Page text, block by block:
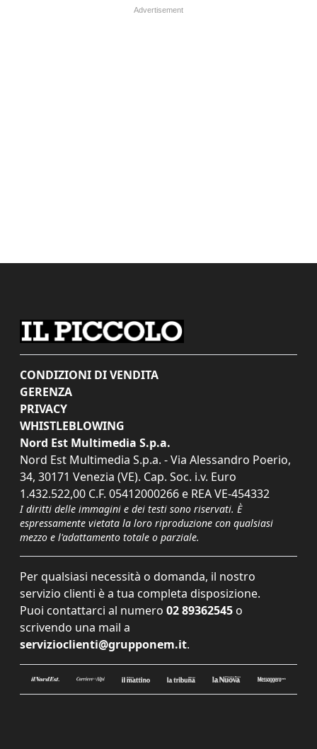
CONDIZIONI DI VENDITA
GERENZA
PRIVACY
WHISTLEBLOWING
Nord Est Multimedia S.p.a.
Nord Est Multimedia S.p.a. - Via Alessandro Poerio,
34, 30171 Venezia (VE). Cap. Soc. i.v. Euro
1.432.522,00 C.F. 05412000266 e REA VE-454332
I diritti delle immagini e dei testi sono riservati. È
espressamente vietata la loro riproduzione con qualsiasi
mezzo e l'adattamento totale o parziale.
Per qualsiasi necessità o domanda, il nostro
servizio clienti è a tua completa disposizione.
Puoi contattarci al numero 02 89362545 o
scrivendo una mail a
servizioclienti@grupponem.it.